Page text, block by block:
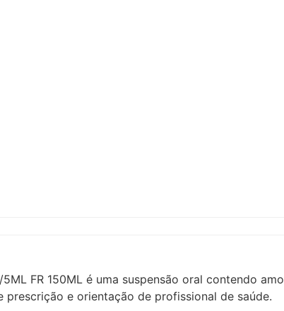
5ML FR 150ML é uma suspensão oral contendo
prescrição e orientação de profissional de saúde.